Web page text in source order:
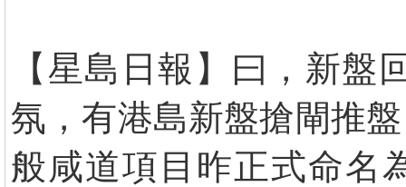
【星島日報】曰，新
氛，有港島新盤搶閘推
般咸道項目昨正式命名